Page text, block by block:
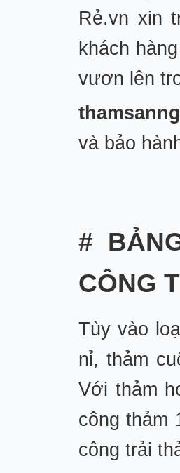
Rẻ.vn xin
khách
vươn lên
và bảo
#
CÔNG
Tùy vào
nỉ, thảm
Với thảm
công thảm
công trải